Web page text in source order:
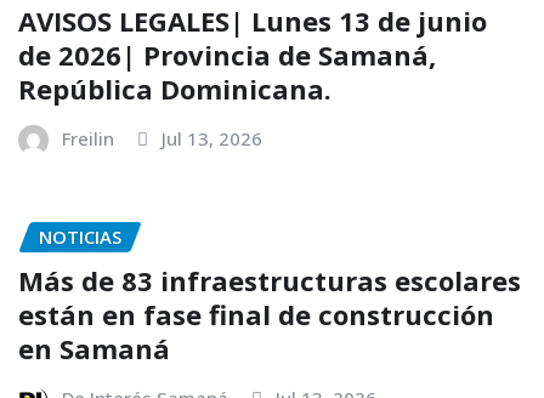
AVISOS LEGALES| Lunes 13 de junio
de 2026| Provincia de Samaná,
República Dominicana.
Freilin Jul 13, 2026
NOTICIAS
Más de 83 infraestructuras escolares
están en fase final de construcción
en Samaná